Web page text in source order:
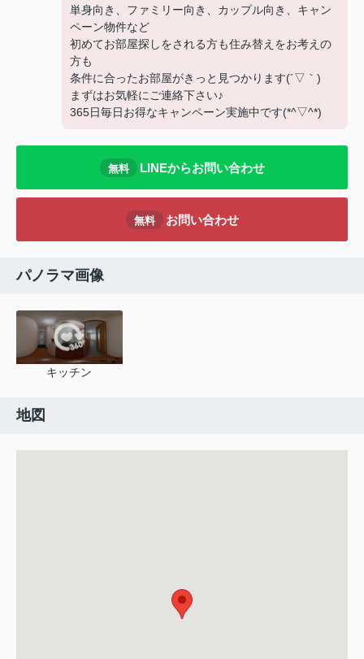
単身向き、ファミリー向き、カップル向き、キャン
ペーン物件など
初めてお部屋探しをされる方も住み替えをお考えの
方も
条件に合ったお部屋がきっと見つかります(´▽｀)
まずはお気軽にご連絡下さい♪
365日毎日お得なキャンペーン実施中です(*^▽^*)
無料 LINEからお問い合わせ
無料 お問い合わせ
パノラマ画像
キッチン
地図